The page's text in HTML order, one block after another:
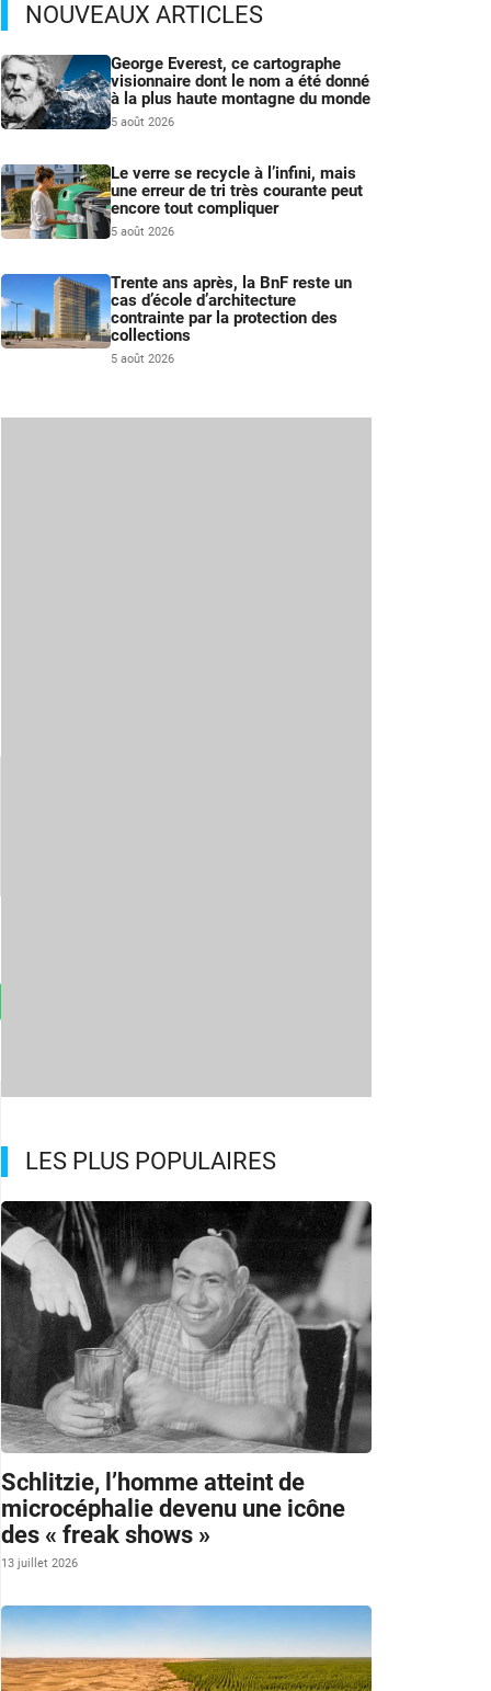
NOUVEAUX ARTICLES
George Everest, ce cartographe
visionnaire dont le nom a été donné
à la plus haute montagne du monde
5 août 2026
Le verre se recycle à l’infini, mais
une erreur de tri très courante peut
encore tout compliquer
5 août 2026
Trente ans après, la BnF reste un
cas d’école d’architecture
contrainte par la protection des
collections
5 août 2026
LES PLUS POPULAIRES
Schlitzie, l’homme atteint de
microcéphalie devenu une icône
des « freak shows »
13 juillet 2026